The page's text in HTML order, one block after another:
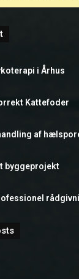
i Århus
Kattefoder
af
byggeprojekt